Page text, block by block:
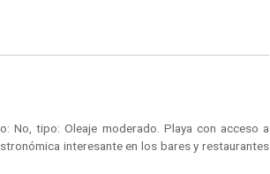
No, tipo: Oleaje moderado. Playa con acceso a
interesante en los bares y restaurantes